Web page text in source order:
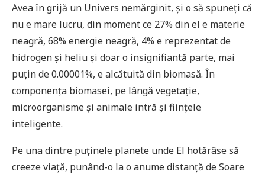
Avea în grijă un Univers nemărginit, și o să spuneți că
nu e mare lucru, din moment ce 27% din el e materie
neagră, 68% energie neagră, 4% e reprezentat de
hidrogen și heliu și doar o insignifiantă parte, mai
puțin de 0.00001%, e alcătuită din biomasă. În
componența biomasei, pe lângă vegetație,
microorganisme și animale intră și ființele
inteligente.
Pe una dintre puținele planete unde El hotărâse să
creeze viață, punând-o la o anume distanță de Soare